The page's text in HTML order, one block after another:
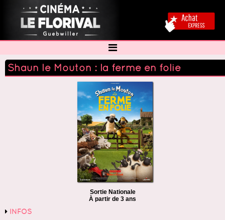
Shaun le Mouton : la ferme en folie
Sortie Nationale
À partir de 3 ans
INFOS